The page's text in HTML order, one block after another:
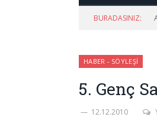
BURADASINIZ:
HABER - SÖYLEŞI
5. Genç
12.12.2010